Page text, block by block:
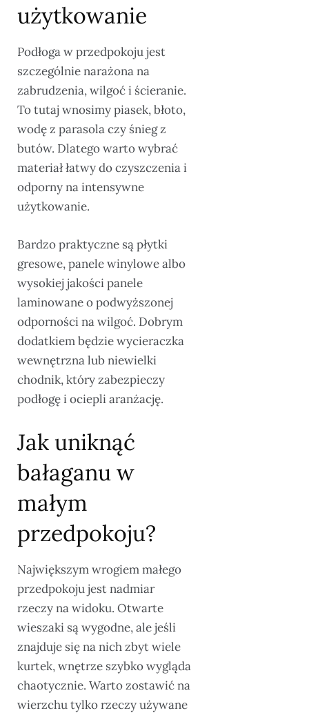
użytkowanie
Podłoga w przedpokoju jest
szczególnie narażona na
zabrudzenia, wilgoć i ścieranie.
To tutaj wnosimy piasek, błoto,
wodę z parasola czy śnieg z
butów. Dlatego warto wybrać
materiał łatwy do czyszczenia i
odporny na intensywne
użytkowanie.
Bardzo praktyczne są płytki
gresowe, panele winylowe albo
wysokiej jakości panele
laminowane o podwyższonej
odporności na wilgoć. Dobrym
dodatkiem będzie wycieraczka
wewnętrzna lub niewielki
chodnik, który zabezpieczy
podłogę i ociepli aranżację.
Jak uniknąć
bałaganu w
małym
przedpokoju?
Największym wrogiem małego
przedpokoju jest nadmiar
rzeczy na widoku. Otwarte
wieszaki są wygodne, ale jeśli
znajduje się na nich zbyt wiele
kurtek, wnętrze szybko wygląda
chaotycznie. Warto zostawić na
wierzchu tylko rzeczy używane